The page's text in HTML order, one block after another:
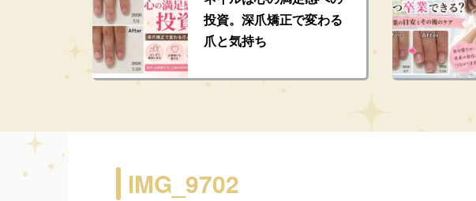
投資。深爪矯正で変わる
爪と気持ち
IMG_9702